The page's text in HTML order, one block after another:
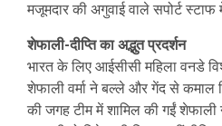
मजूमदार की अगुवाई वाले सपोर्ट स्टाफ
शेफाली-दीप्ति का अद्भुत प्रदर्शन
भारत के लिए आईसीसी महिला वनडे
शेफाली वर्मा ने बल्ले और गेंद से कमाल
की जगह टीम में शामिल की गईं